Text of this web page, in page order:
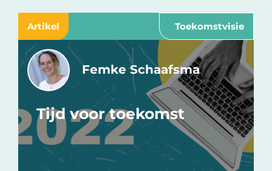
Artikel Toekomstvisie
Femke Schaafsma
Tijd voor toekomst